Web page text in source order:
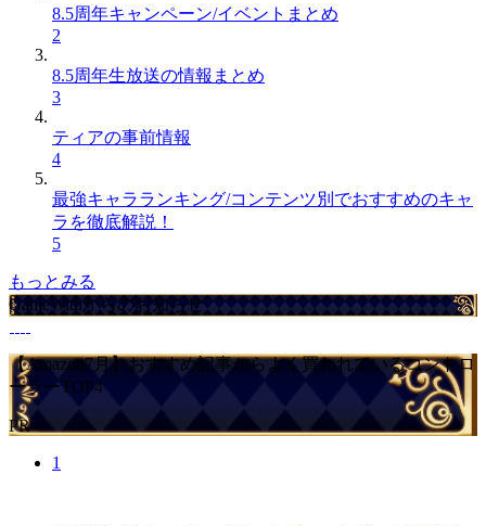
8.5周年キャンペーン/イベントまとめ
2
8.5周年生放送の情報まとめ
3
ティアの事前情報
4
最強キャラランキング/コンテンツ別でおすすめのキャ
ラを徹底解説！
5
もっとみる
GameWithからのお知らせ
【Amazon7月】おすすめ記事からよく買われているコントロ
ーラーTOP4
PR
1